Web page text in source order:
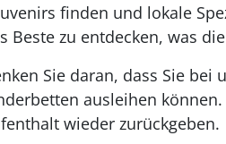
finden und lokale
Beste zu entdecken, was
Sie daran, dass Sie
ausleihen
wieder zurückgeben.